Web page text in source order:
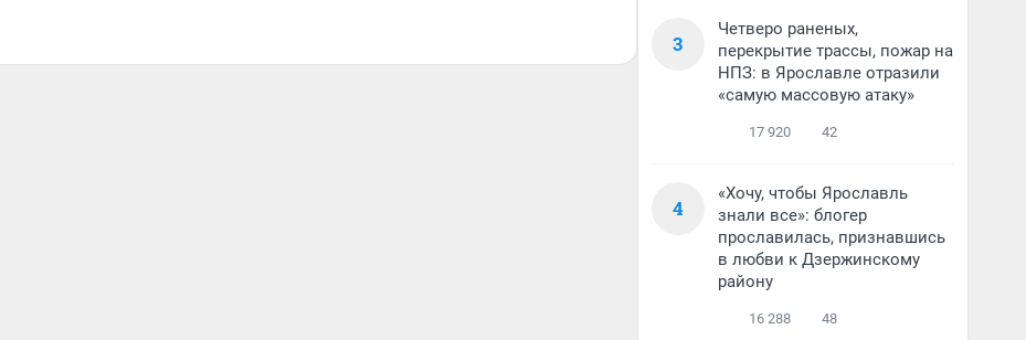
3
Четверо раненых,
перекрытие трассы, пожар на
НПЗ: в Ярославле отразили
«самую массовую атаку»
17 920 42
4
«Хочу, чтобы Ярославль
знали все»: блогер
прославилась, признавшись
в любви к Дзержинскому
району
16 288 48